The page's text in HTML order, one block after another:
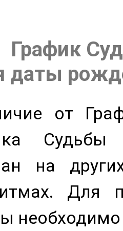
График
даты
от
на
Для